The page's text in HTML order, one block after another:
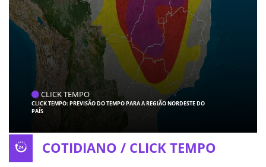
CLICK TEMPO
CLICK TEMPO: PREVISÃO DO TEMPO PARA A REGIÃO NORDESTE DO
PAÍS
COTIDIANO / CLICK TEMPO